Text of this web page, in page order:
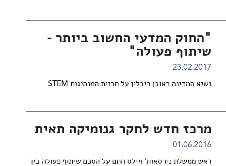
"החוק המדעי החשוב ביותר -
שיתוף פעולה"
23.02.2017
נשיא המדינה ראובן ריבלין על תכנית המנהיגות STEM
מרכז חדש לחקר גנומיקה תאית
01.06.2016
ראש ממשלת ניו סאות' ויילס חתם על הסכם שיתוף פעולה בין